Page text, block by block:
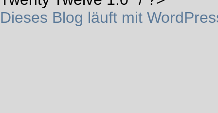
Dieses Blog läuft mit